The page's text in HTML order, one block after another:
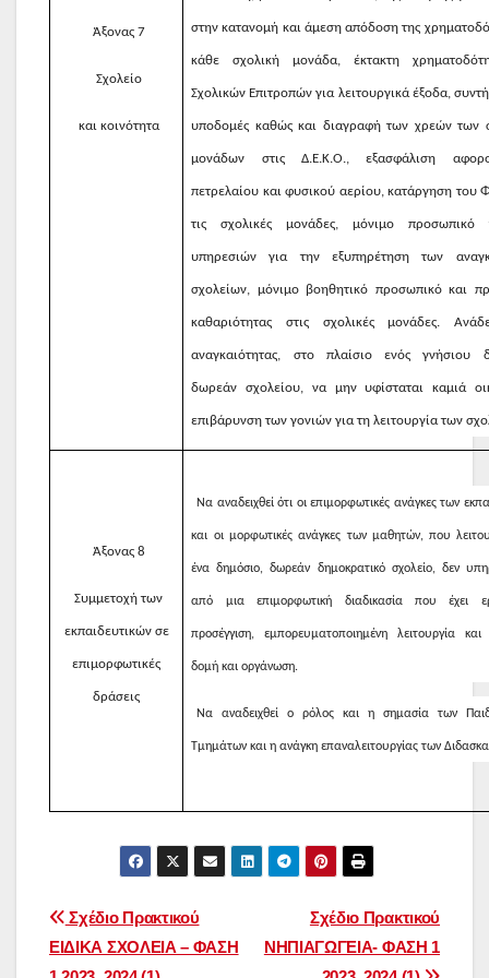
Άξονας 7
Σχολείο
και κοινότητα
στην κατανομή και άμεση απόδοση της
κάθε σχολική μονάδα, έκτακτη
Σχολικών Επιτροπών για λειτουργικά έξοδα,
υποδομές καθώς και διαγραφή των χρεών των
μονάδων στις Δ.Ε.Κ.Ο., εξασφάλιση
πετρελαίου και φυσικού αερίου, κατάργηση του
τις σχολικές μονάδες, μόνιμο προσωπικό
υπηρεσιών για την εξυπηρέτηση των
σχολείων, μόνιμο βοηθητικό προσωπικό και
καθαριότητας στις σχολικές μονάδες.
αναγκαιότητας, στο πλαίσιο ενός γνήσιου
δωρεάν σχολείου, να μην υφίσταται καμιά
επιβάρυνση των γονιών για τη λειτουργία των
Άξονας 8
Συμμετοχή των
εκπαιδευτικών σε
επιμορφωτικές
δράσεις
Να αναδειχθεί ότι οι επιμορφωτικές ανάγκες των
και οι μορφωτικές ανάγκες των μαθητών, που
ένα δημόσιο, δωρεάν δημοκρατικό σχολείο, δεν
από μια επιμορφωτική διαδικασία που έχει
προσέγγιση, εμπορευματοποιημένη λειτουργία και
δομή και οργάνωση.
Να αναδειχθεί ο ρόλος και η σημασία των
Τμημάτων και η ανάγκη επαναλειτουργίας των
Πλοήγηση
άρθρων
Σχέδιο Πρακτικού
ΝΗΠΙΑΓΩΓΕΙΑ- ΦΑΣΗ 1
Σχέδιο Πρακτικού
ΕΙΔΙΚΑ ΣΧΟΛΕΙΑ – ΦΑΣΗ